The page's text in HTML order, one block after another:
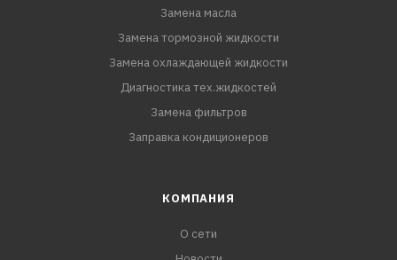
Замена масла
Замена тормозной жидкости
Замена охлаждающей жидкости
Диагностика тех.жидкостей
Замена фильтров
Заправка кондиционеров
КОМПАНИЯ
О сети